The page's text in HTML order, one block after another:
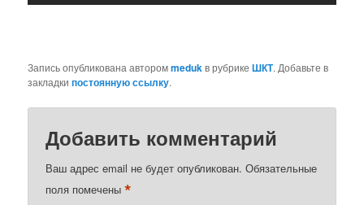
Запись опубликована авторомmedukв рубрикеШКТ. Добавьте в
закладкипостоянную ссылку.
Добавить комментарий
Ваш адрес email не будет опубликован. Обязательные
поля помечены*